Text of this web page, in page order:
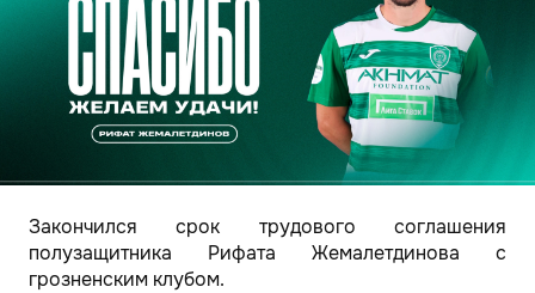
Закончился срок трудового соглашения
полузащитника Рифата Жемалетдинова с
грозненским клубом.